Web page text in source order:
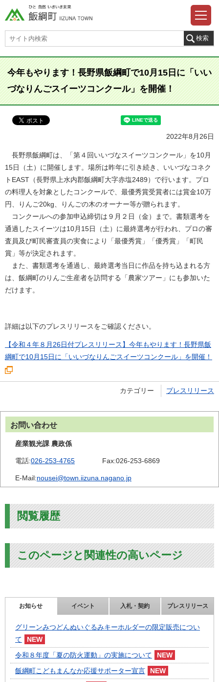
今年もやります！長野県飯綱町で10月15日に「いい
づなりんごスイーツコンクール」を開催！
2022年8月26日
長野県飯綱町は、「第４回いいづなスイーツコンクール」を10月
15日（土）に開催します。場所は昨年に引き続き、いいづなコネク
トEAST（長野県上水内郡飯綱町大字赤塩2489）で行います。プロ
の料理人を対象としたコンクールで、最優秀賞受賞者には賞金10万
円、りんご20kg、りんごの木のオーナー等が贈られます。
コンクールへの参加申込締切は９月２日（金）まで。書類選考を
通過したスイーツは10月15日（土）に最終選考が行われ、プロの審
査員及び町民審査員の実食により「最優秀賞」「優秀賞」「町民
賞」等が決定されます。
また、書類選考を通過し、最終選考当日に作品を持ち込まれる方
は、飯綱町のりんご生産者を訪問する「農家ツアー」にも参加いた
だけます。
詳細は以下のプレスリリースをご確認ください。
【令和４年８月26日付プレスリリース】今年もやります！長野県飯
綱町で10月15日に「いいづなりんごスイーツコンクール」を開催！
カテゴリー プレスリリース
お問い合わせ
産業観光課 農政係
電話:026-253-4765 Fax:026-253-6869
E-Mail:nousei@town.iizuna.nagano.jp
閲覧履歴
このページと関連性の高いページ
お知らせ イベント 入札・契約 プレスリリース
グリーンみつどんぬいぐるみキーホルダーの限定販売につい
て
令和８年度「夏の防火運動」の実施について
飯綱町こどもまんなか応援サポーター宣言